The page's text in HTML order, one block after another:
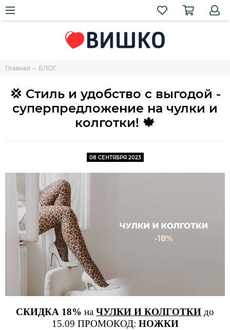
Главная БЛОГ
💢 Стиль и удобство с выгодой -
суперпредложение на чулки и
колготки! 🍁
08 СЕНТЯБРЯ 2023
СКИДКА 18% на ЧУЛКИ И КОЛГОТКИ до
15.09 ПРОМОКОД: НОЖКИ